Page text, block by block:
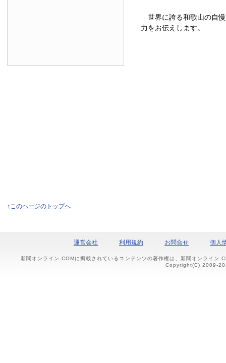
世界に誇る和歌山の自
力をお伝えします。
↑このページのトップへ
運営会社 利用規約 お問合せ 個人
新聞オンライン.COMに掲載されているコンテンツの著作権は、新聞オンライン
Copyright(C) 2009-